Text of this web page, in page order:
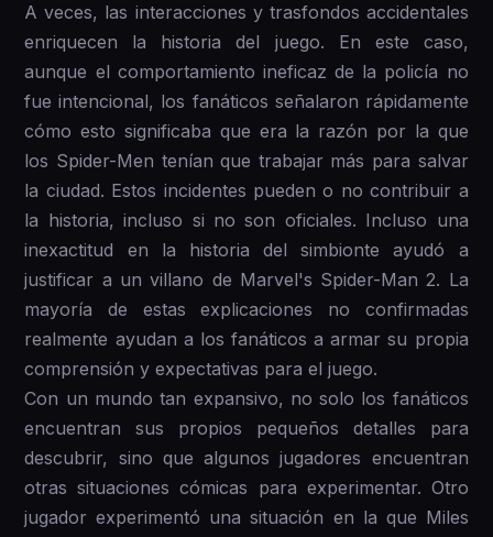
A veces, las interacciones y trasfondos accidentales
enriquecen la historia del juego. En este caso,
aunque el comportamiento ineficaz de la policía no
fue intencional, los fanáticos señalaron rápidamente
cómo esto significaba que era la razón por la que
los Spider-Men tenían que trabajar más para salvar
la ciudad. Estos incidentes pueden o no contribuir a
la historia, incluso si no son oficiales. Incluso una
inexactitud en la historia del simbionte ayudó a
justificar a un villano de Marvel's Spider-Man 2. La
mayoría de estas explicaciones no confirmadas
realmente ayudan a los fanáticos a armar su propia
comprensión y expectativas para el juego.
Con un mundo tan expansivo, no solo los fanáticos
encuentran sus propios pequeños detalles para
descubrir, sino que algunos jugadores encuentran
otras situaciones cómicas para experimentar. Otro
jugador experimentó una situación en la que Miles